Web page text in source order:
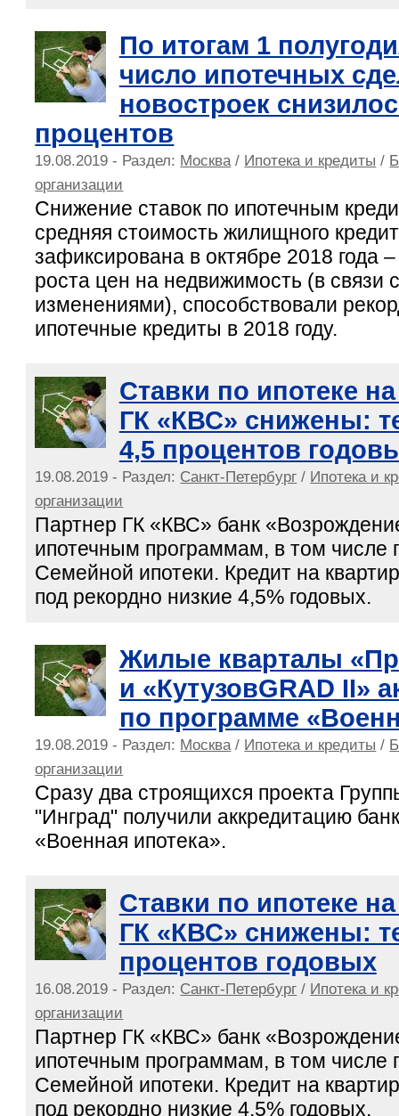
По итогам 1
число ипотечных
новостроек
процентов
19.08.2019 - Раздел: Москва / Ипотека и кредиты /
организации
Снижение ставок по ипотечным
средняя стоимость жилищного
зафиксирована в октябре 2018 года
роста цен на недвижимость (в связи
изменениями), способствовали
ипотечные кредиты в 2018 году.
Ставки по ипотеке
ГК «КВС» снижены:
4,5 процентов
19.08.2019 - Раздел: Санкт-Петербург / Ипотека и
организации
Партнер ГК «КВС» банк
ипотечным программам, в том числе
Семейной ипотеки. Кредит на
под рекордно низкие 4,5% годовых.
Жилые кварталы
и «КутузовGRAD II»
по программе
19.08.2019 - Раздел: Москва / Ипотека и кредиты /
организации
Сразу два строящихся проекта
"Инград" получили аккредитацию
«Военная ипотека».
Ставки по ипотеке
ГК «КВС» снижены:
процентов годовых
16.08.2019 - Раздел: Санкт-Петербург / Ипотека и
организации
Партнер ГК «КВС» банк
ипотечным программам, в том числе
Семейной ипотеки. Кредит на
под рекордно низкие 4,5% годовых.